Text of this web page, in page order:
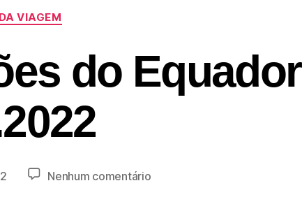
VIAGEM
do Equador
Nenhum comentário